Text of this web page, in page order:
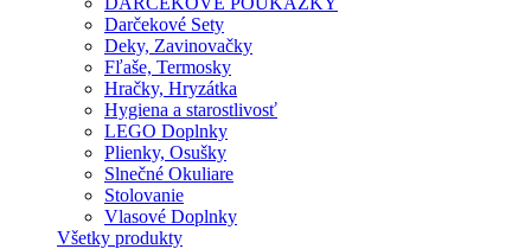
Darčekové Sety
Deky, Zavinovačky
Fľaše, Termosky
Hračky, Hryzátka
Hygiena a starostlivosť
LEGO Doplnky
Plienky, Osušky
Slnečné Okuliare
Stolovanie
Vlasové Doplnky
Všetky produkty